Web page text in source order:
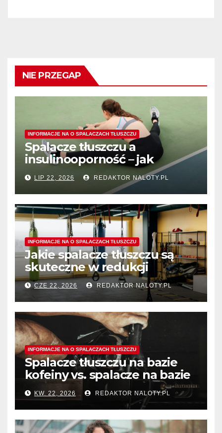
NIE PRZEGAP
INFORMACJE NA O SPALACZACH TŁUSZCZU
Spalacze tłuszczu a
insulinooporność – jak
wspomagają procesy
spalania tłuszczu?
LIP 22, 2026 REDAKTOR NALOTY.PL
INFORMACJE NA O SPALACZACH TŁUSZCZU
Jakie spalacze tłuszczu są
skuteczne w redukcji
tłuszczu z okolic ud?
CZE 22, 2026 REDAKTOR NALOTY.PL
INFORMACJE NA O SPALACZACH TŁUSZCZU
Spalacze tłuszczu na bazie
kofeiny vs. spalacze na bazie
termogeników – który typ
wybrać?
KW. 22, 2026 REDAKTOR NALOTY.PL